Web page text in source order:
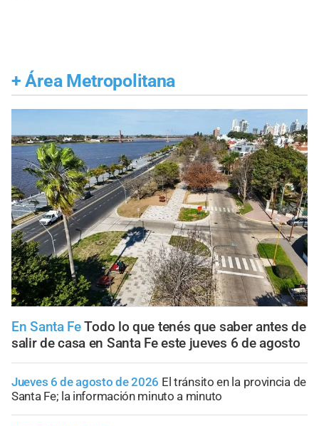
+ Área Metropolitana
En Santa Fe Todo lo que tenés que saber antes de
salir de casa en Santa Fe este jueves 6 de agosto
Jueves 6 de agosto de 2026 El tránsito en la provincia de
Santa Fe; la información minuto a minuto